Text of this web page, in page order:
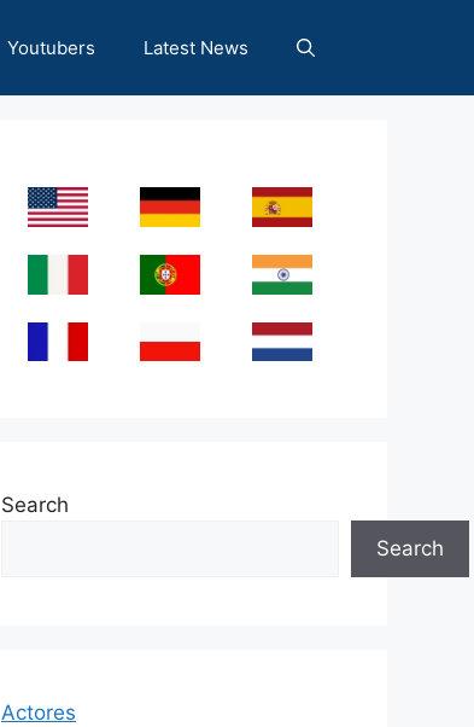
Youtubers Latest News
Search
Search
Actores